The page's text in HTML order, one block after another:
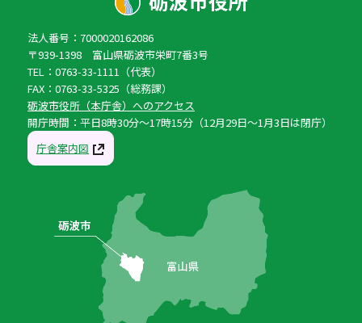
法人番号：7000020162086
〒939-1398 富山県砺波市栄町7番3号
TEL：0763-33-1111（代表）
FAX：0763-33-5325（総務課）
砺波市役所（本庁舎）へのアクセス
開庁時間：平日8時30分〜17時15分（12月29日〜1月3日は閉庁）
庁舎案内図